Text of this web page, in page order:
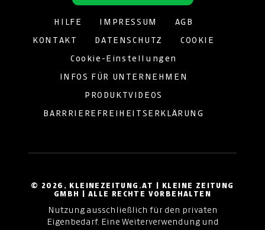
© 2026, KLEINEZEITUNG.AT | KLEINE ZEITUNG
GMBH | ALLE RECHTE VORBEHALTEN
Nutzung ausschließlich für den privaten
Eigenbedarf. Eine Weiterverwendung und
HILFE IMPRESSUM AGB
KONTAKT DATENSCHUTZ COOKIE
Cookie-Einstellungen
INFOS FÜR UNTERNEHMEN
PRODUKTVIDEOS
BARRRIEREFREIHEITSERKLÄRUNG